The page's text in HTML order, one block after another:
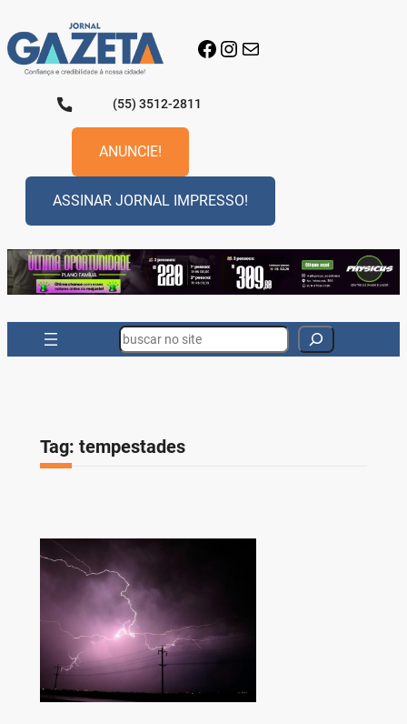
para
o
conteúdo
Facebook
Instagram
E-mail
(55) 3512-2811
ANUNCIE!
ASSINAR JORNAL IMPRESSO!
Search
Tag: tempestades